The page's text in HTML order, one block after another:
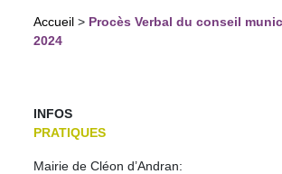
Accueil > Procès Verbal du conseil
2024
INFOS
PRATIQUES
Mairie de Cléon d’Andran: